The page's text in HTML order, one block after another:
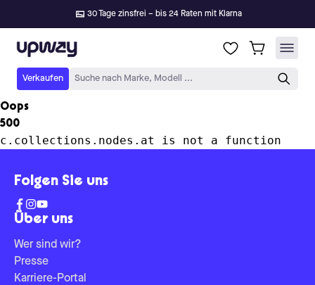
30 Tage zinsfrei – bis 24 Raten mit Klarna
Upway
Verkaufen Suche nach Marke, Modell ...
Oops
500
c.collections.nodes.at is not a function
Über uns
Wer sind wir?
Presse
Karriere-Portal
Folgen Sie uns